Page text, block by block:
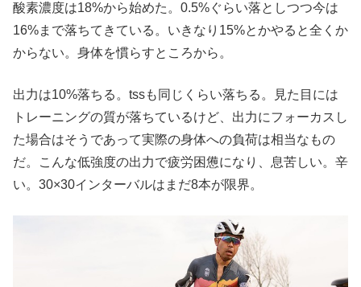
酸素濃度は18%から始めた。0.5%ぐらい落としつつ今は
16%まで落ちてきている。いきなり15%とかやると全くか
からない。身体を慣らすところから。
出力は10%落ちる。tssも同じくらい落ちる。見た目には
トレーニングの質が落ちているけど、出力にフォーカスし
た場合はそうであって実際の身体への負荷は相当なもの
だ。こんな低強度の出力で疲労困憊になり、息苦しい。辛
い。30×30インターバルはまだ8本が限界。